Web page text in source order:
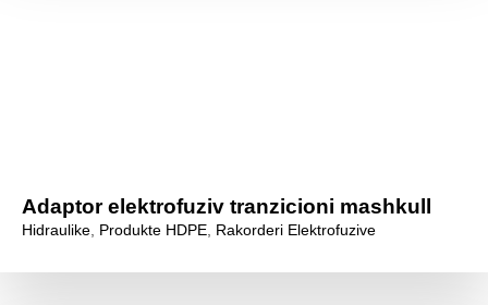
Adaptor elektrofuziv tranzicioni mashkull
Hidraulike Produkte HDPE Rakorderi Elektrofuzive